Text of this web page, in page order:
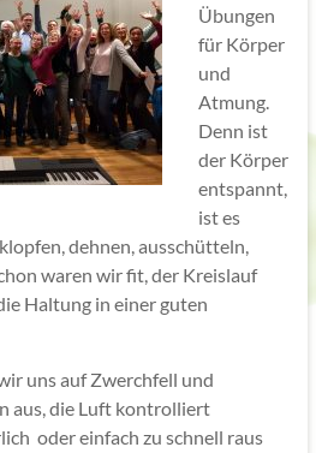
Übungen
für Körper
und
Atmung.
Denn ist
der Körper
entspannt,
ist es
dehnen, ausschütteln,
waren wir fit, der Kreislauf
Haltung in einer guten
uns auf Zwerchfell und
aus, die Luft kontrolliert
oder einfach zu schnell raus